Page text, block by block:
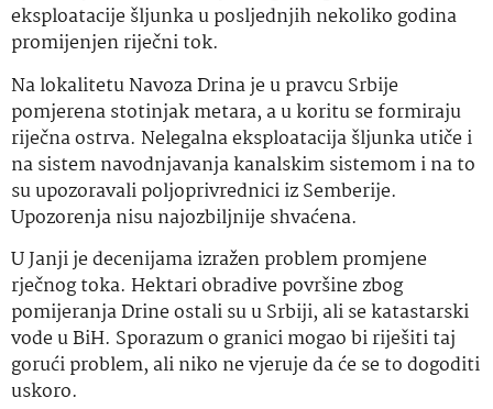
eksploatacije šljunka u posljednjih nekoliko godina
promijenjen riječni tok.
Na lokalitetu Navoza Drina je u pravcu Srbije
pomjerena stotinjak metara, a u koritu se formiraju
riječna ostrva. Nelegalna eksploatacija šljunka utiče i
na sistem navodnjavanja kanalskim sistemom i na to
su upozoravali poljoprivrednici iz Semberije.
Upozorenja nisu najozbiljnije shvaćena.
U Janji je decenijama izražen problem promjene
rječnog toka. Hektari obradive površine zbog
pomijeranja Drine ostali su u Srbiji, ali se katastarski
vode u BiH. Sporazum o granici mogao bi riješiti taj
gorući problem, ali niko ne vjeruje da će se to dogoditi
uskoro.